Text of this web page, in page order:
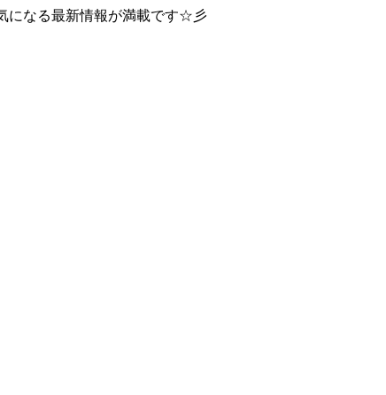
になる最新情報が満載です☆彡